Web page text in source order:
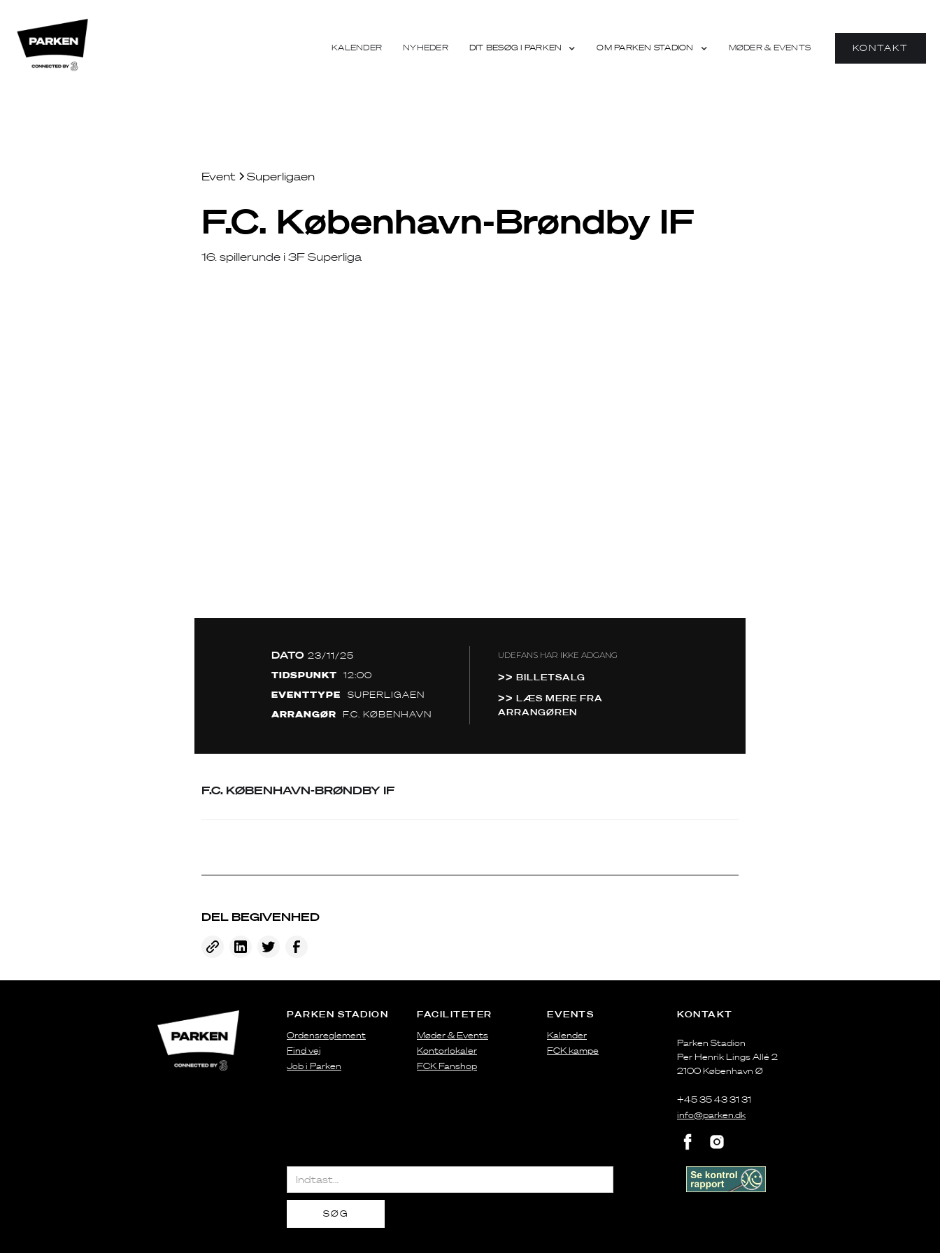
KALENDER NYHEDER DIT BESØG I PARKEN OM PARKEN STADION MØDER & EVENTS KONTAKT
Event Superligaen
F.C. København-Brøndby IF
16. spillerunde i 3F Superliga
DATO 23/11/25
TIDSPUNKT 12:00
EVENTTYPE
SUPERLIGAEN
ARRANGØR
F.C. KØBENHAVN
UDEFANS HAR IKKE ADGANG
>> BILLETSALG
>> LÆS MERE FRA
ARRANGØREN
F.C. KØBENHAVN-BRØNDBY IF
DEL BEGIVENHED
PARKEN STADION
Ordensreglement
Find vej
Job i Parken
FACILITETER
Møder & Events
Kontorlokaler
FCK Fanshop
EVENTS
Kalender
FCK kampe
KONTAKT
Parken Stadion
Per Henrik Lings Allé 2
2100 København Ø
+45 35 43 31 31
info@parken.dk